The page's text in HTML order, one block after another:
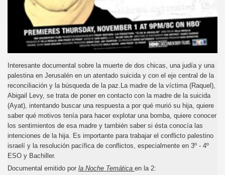
Interesante documental sobre la muerte de dos chicas, una judía y una
palestina en Jerusalén en un atentado suicida y con el eje central de la
reconciliación y la búsqueda de la paz.La madre de la víctima (Raquel),
Abigail Levy, se trata de poner en contacto con la madre de la suicida
(Ayat), intentando buscar una respuesta a por qué murió su hija, quiere
saber qué motivos tenía para hacer explotar una bomba, quiere conocer
los sentimientos de esa madre y también saber si ésta conocí­a las
intenciones de la hija. Es importante para trabajar el conflicto palestino
israelí y la resolución pacífica de conflictos, especialmente en 3º - 4º
ESO y Bachiller.
Documental emitido por la Noche Temática en la 2: